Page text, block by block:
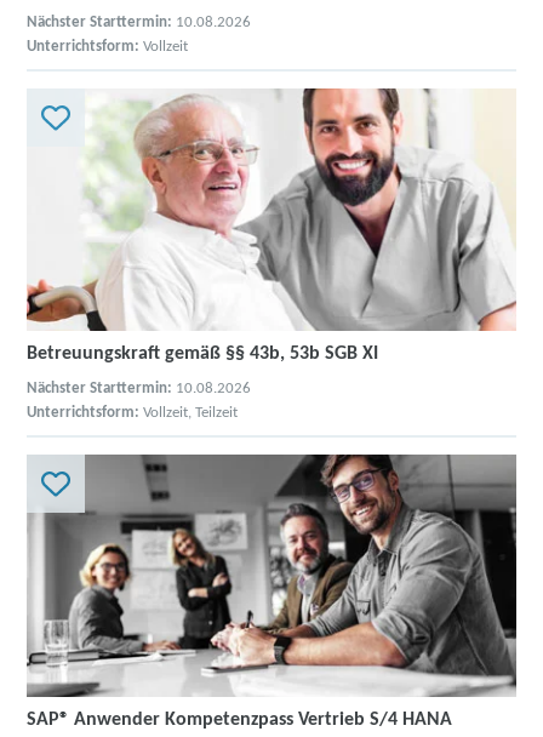
Nächster Starttermin: 10.08.2026
Unterrichtsform:Vollzeit
Betreuungskraft gemäß §§ 43b, 53b SGB XI
Nächster Starttermin: 10.08.2026
Unterrichtsform:Vollzeit, Teilzeit
SAP® Anwender Kompetenzpass Vertrieb S/4 HANA